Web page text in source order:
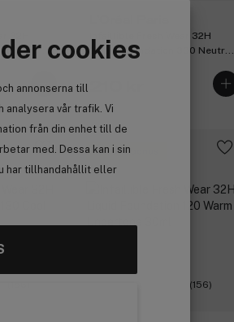
cookies
annonserna till
analysera vår trafik. Vi
från din enhet till de
med. Dessa kan i sin
har tillhandahållit eller
Warm
Infaillible Fresh Wear 32H
Liquid Foundation 300 Neutral
Få 10% bonus
(156)